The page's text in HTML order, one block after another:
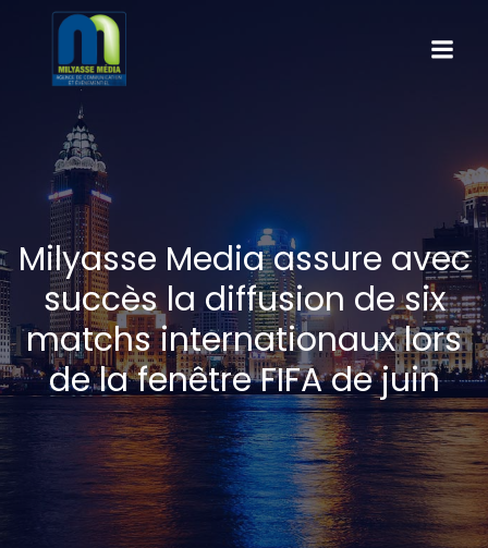
Milyasse Media assure avec
succès la diffusion de six
matchs internationaux lors
de la fenêtre FIFA de juin